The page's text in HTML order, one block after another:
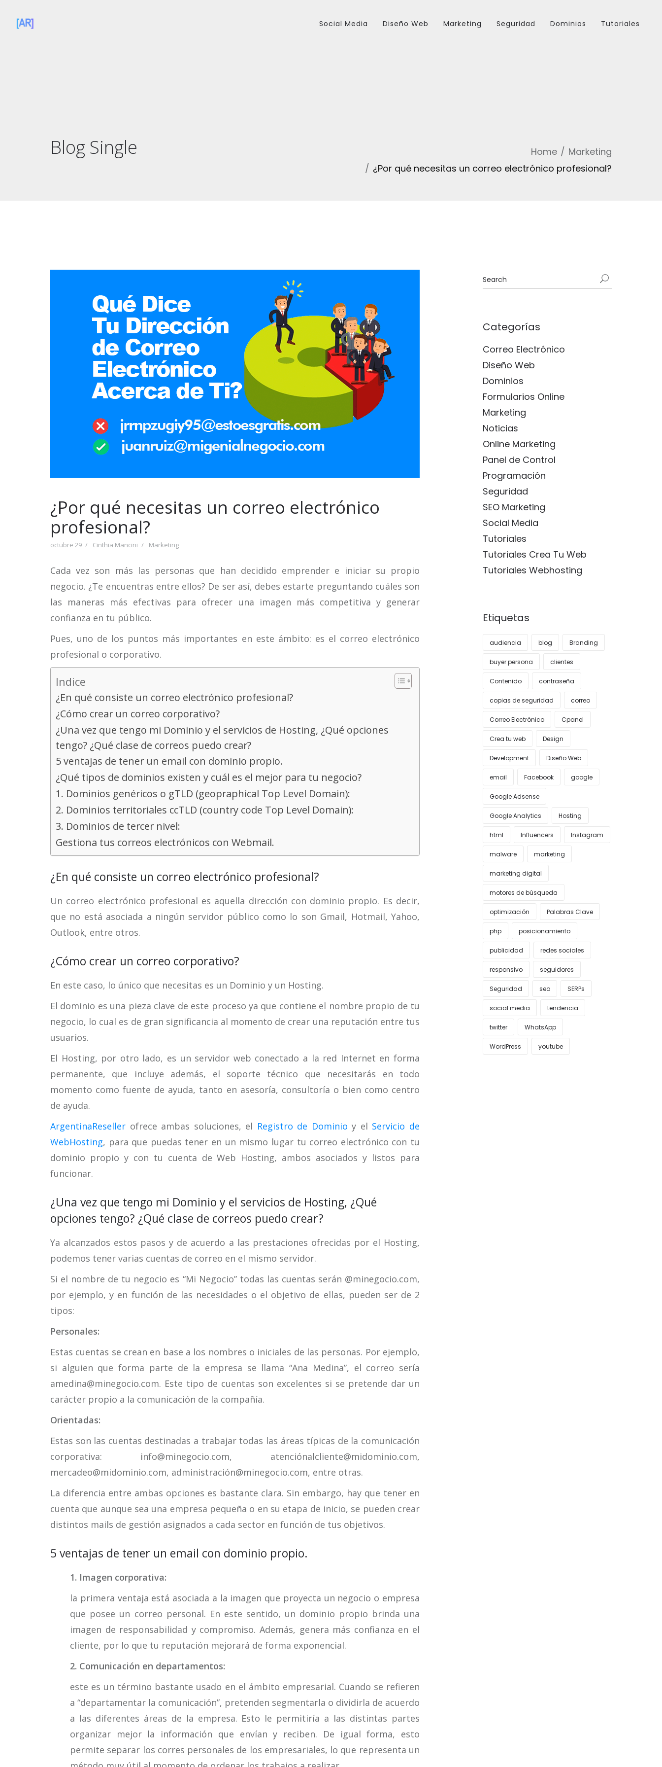
Social Media Diseño Web Marketing Seguridad Dominios Tutoriales
Blog Single Home
Marketing
¿Por qué necesitas un correo electrónico profesional?
¿Por qué necesitas un correo electrónico
profesional?
octubre 29 Cinthia Mancini Marketing
Cada vez son más las personas que han decidido emprender e iniciar su propio
negocio. ¿Te encuentras entre ellos? De ser así, debes estarte preguntando cuáles son
las maneras más efectivas para ofrecer una imagen más competitiva y generar
confianza en tu público.
Pues, uno de los puntos más importantes en este ámbito: es el correo electrónico
profesional o corporativo.
Indice
¿En qué consiste un correo electrónico profesional?
¿Cómo crear un correo corporativo?
¿Una vez que tengo mi Dominio y el servicios de Hosting, ¿Qué opciones
tengo? ¿Qué clase de correos puedo crear?
5 ventajas de tener un email con dominio propio.
¿Qué tipos de dominios existen y cuál es el mejor para tu negocio?
1. Dominios genéricos o gTLD (geopraphical Top Level Domain):
2. Dominios territoriales ccTLD (country code Top Level Domain):
3. Dominios de tercer nivel:
Gestiona tus correos electrónicos con Webmail.
¿En qué consiste un correo electrónico profesional?
Un correo electrónico profesional es aquella dirección con dominio propio. Es decir,
que no está asociada a ningún servidor público como lo son Gmail, Hotmail, Yahoo,
Outlook, entre otros.
¿Cómo crear un correo corporativo?
En este caso, lo único que necesitas es un Dominio y un Hosting.
El dominio es una pieza clave de este proceso ya que contiene el nombre propio de tu
negocio, lo cual es de gran significancia al momento de crear una reputación entre tus
usuarios.
El Hosting, por otro lado, es un servidor web conectado a la red Internet en forma
permanente, que incluye además, el soporte técnico que necesitarás en todo
momento como fuente de ayuda, tanto en asesoría, consultoría o bien como centro
de ayuda.
ArgentinaReseller ofrece ambas soluciones, el Registro de Dominio y el Servicio de
WebHosting, para que puedas tener en un mismo lugar tu correo electrónico con tu
dominio propio y con tu cuenta de Web Hosting, ambos asociados y listos para
funcionar.
¿Una vez que tengo mi Dominio y el servicios de Hosting, ¿Qué
opciones tengo? ¿Qué clase de correos puedo crear?
Ya alcanzados estos pasos y de acuerdo a las prestaciones ofrecidas por el Hosting,
podemos tener varias cuentas de correo en el mismo servidor.
Si el nombre de tu negocio es “Mi Negocio” todas las cuentas serán @minegocio.com,
por ejemplo, y en función de las necesidades o el objetivo de ellas, pueden ser de 2
tipos:
Personales:
Estas cuentas se crean en base a los nombres o iniciales de las personas. Por ejemplo,
si alguien que forma parte de la empresa se llama “Ana Medina”, el correo sería
amedina@minegocio.com. Este tipo de cuentas son excelentes si se pretende dar un
carácter propio a la comunicación de la compañía.
Orientadas:
Estas son las cuentas destinadas a trabajar todas las áreas típicas de la comunicación
corporativa: info@minegocio.com, atenciónalcliente@midominio.com,
mercadeo@midominio.com, administración@minegocio.com, entre otras.
La diferencia entre ambas opciones es bastante clara. Sin embargo, hay que tener en
cuenta que aunque sea una empresa pequeña o en su etapa de inicio, se pueden crear
distintos mails de gestión asignados a cada sector en función de tus objetivos.
5 ventajas de tener un email con dominio propio.
1. Imagen corporativa:
la primera ventaja está asociada a la imagen que proyecta un negocio o empresa
que posee un correo personal. En este sentido, un dominio propio brinda una
imagen de responsabilidad y compromiso. Además, genera más confianza en el
cliente, por lo que tu reputación mejorará de forma exponencial.
2. Comunicación en departamentos:
este es un término bastante usado en el ámbito empresarial. Cuando se refieren
a “departamentar la comunicación”, pretenden segmentarla o dividirla de acuerdo
a las diferentes áreas de la empresa. Esto le permitiría a las distintas partes
organizar mejor la información que envían y reciben. De igual forma, esto
permite separar los corres personales de los empresariales, lo que representa un
Categorías
Correo Electrónico
Diseño Web
Dominios
Formularios Online
Marketing
Noticias
Online Marketing
Panel de Control
Programación
Seguridad
SEO Marketing
Social Media
Tutoriales
Tutoriales Crea Tu Web
Tutoriales Webhosting
Etiquetas
audiencia blog Branding
buyer persona clientes
Contenido contraseña
copias de seguridad correo
Correo Electrónico Cpanel
Crea tu web Design
Development Diseño Web
email Facebook google
Google Adsense
Google Analytics Hosting
html Influencers Instagram
malware marketing
marketing digital
motores de búsqueda
optimización Palabras Clave
php posicionamiento
publicidad redes sociales
responsivo seguidores
Seguridad seo SERPs
social media tendencia
twitter WhatsApp
WordPress youtube